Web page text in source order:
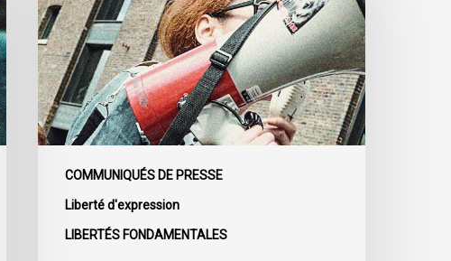
COMMUNIQUÉS DE PRESSE
Liberté d'expression
LIBERTÉS FONDAMENTALES
à
la
déclaration
de
la
société
civile
dénonçant
projet